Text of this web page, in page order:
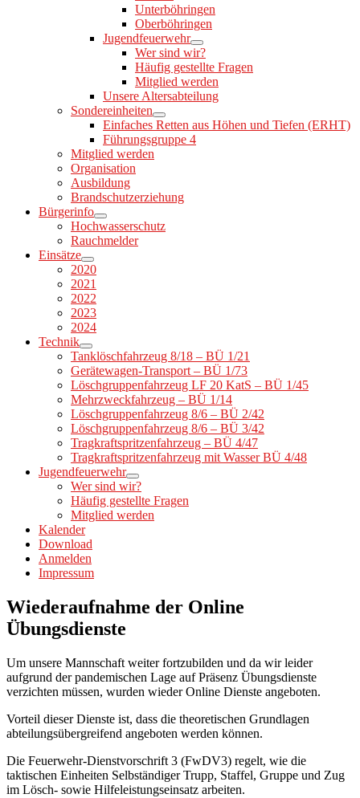
Unterböhringen
Oberböhringen
Jugendfeuerwehr
Wer sind wir?
Häufig gestellte Fragen
Mitglied werden
Unsere Altersabteilung
Sondereinheiten
Einfaches Retten aus Höhen und Tiefen (ERHT)
Führungsgruppe 4
Mitglied werden
Organisation
Ausbildung
Brandschutzerziehung
Bürgerinfo
Hochwasserschutz
Rauchmelder
Einsätze
2020
2021
2022
2023
2024
Technik
Tanklöschfahrzeug 8/18 – BÜ 1/21
Gerätewagen-Transport – BÜ 1/73
Löschgruppenfahrzeug LF 20 KatS – BÜ 1/45
Mehrzweckfahrzeug – BÜ 1/14
Löschgruppenfahrzeug 8/6 – BÜ 2/42
Löschgruppenfahrzeug 8/6 – BÜ 3/42
Tragkraftspritzenfahrzeug – BÜ 4/47
Tragkraftspritzenfahrzeug mit Wasser BÜ 4/48
Jugendfeuerwehr
Wer sind wir?
Häufig gestellte Fragen
Mitglied werden
Kalender
Download
Anmelden
Impressum
Wiederaufnahme der Online
Übungsdienste
Um unsere Mannschaft weiter fortzubilden und da wir leider
aufgrund der pandemischen Lage auf Präsenz Übungsdienste
verzichten müssen, wurden wieder Online Dienste angeboten.
Vorteil dieser Dienste ist, dass die theoretischen Grundlagen
abteilungsübergreifend angeboten werden können.
Die Feuerwehr-Dienstvorschrift 3 (FwDV3) regelt, wie die
taktischen Einheiten Selbständiger Trupp, Staffel, Gruppe und Zug
im Lösch- sowie Hilfeleistungseinsatz arbeiten.